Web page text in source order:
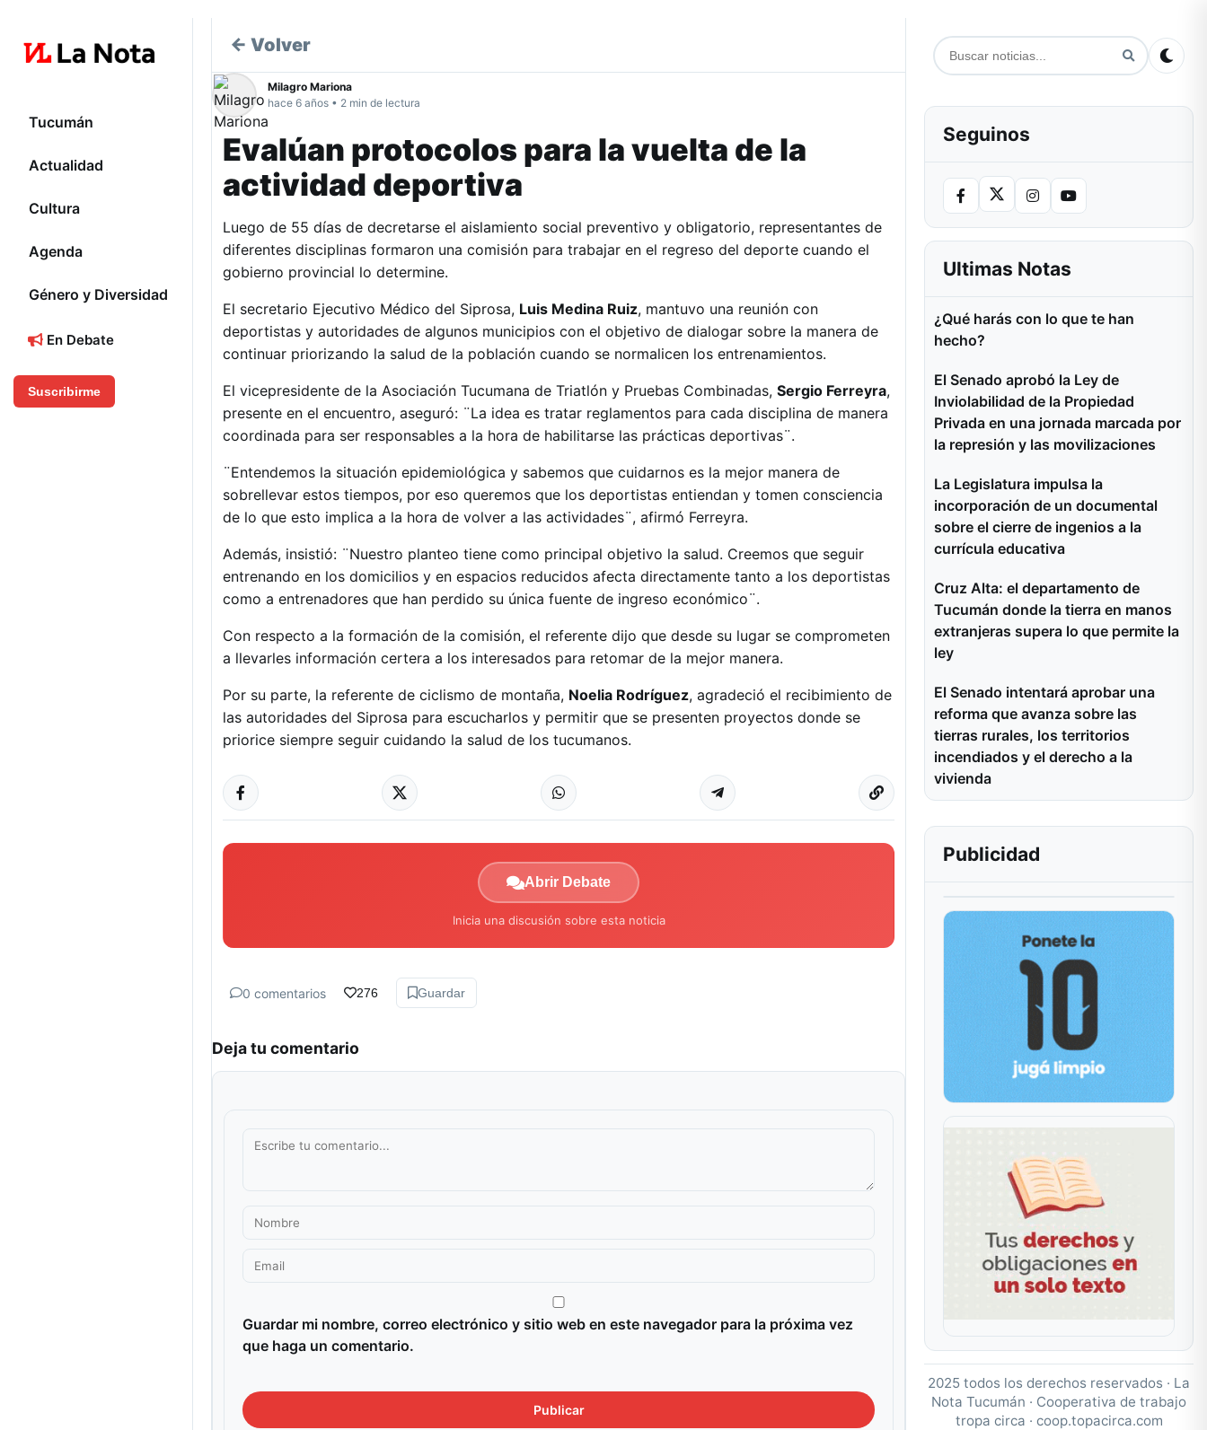
Tucumán
Actualidad
Cultura
Agenda
Género y Diversidad
En Debate
Suscribirme
← Volver
Milagro Mariona
hace 6 años • 2 min de lectura
Evalúan protocolos para la vuelta de la
actividad deportiva
Luego de 55 días de decretarse el aislamiento social preventivo y obligatorio, representantes de
diferentes disciplinas formaron una comisión para trabajar en el regreso del deporte cuando el
gobierno provincial lo determine.
El secretario Ejecutivo Médico del Siprosa, Luis Medina Ruiz, mantuvo una reunión con
deportistas y autoridades de algunos municipios con el objetivo de dialogar sobre la manera de
continuar priorizando la salud de la población cuando se normalicen los entrenamientos.
El vicepresidente de la Asociación Tucumana de Triatlón y Pruebas Combinadas, Sergio Ferreyra,
presente en el encuentro, aseguró: ¨La idea es tratar reglamentos para cada disciplina de manera
coordinada para ser responsables a la hora de habilitarse las prácticas deportivas¨.
¨Entendemos la situación epidemiológica y sabemos que cuidarnos es la mejor manera de
sobrellevar estos tiempos, por eso queremos que los deportistas entiendan y tomen consciencia
de lo que esto implica a la hora de volver a las actividades¨, afirmó Ferreyra.
Además, insistió: ¨Nuestro planteo tiene como principal objetivo la salud. Creemos que seguir
entrenando en los domicilios y en espacios reducidos afecta directamente tanto a los deportistas
como a entrenadores que han perdido su única fuente de ingreso económico¨.
Con respecto a la formación de la comisión, el referente dijo que desde su lugar se comprometen
a llevarles información certera a los interesados para retomar de la mejor manera.
Por su parte, la referente de ciclismo de montaña, Noelia Rodríguez, agradeció el recibimiento de
las autoridades del Siprosa para escucharlos y permitir que se presenten proyectos donde se
priorice siempre seguir cuidando la salud de los tucumanos.
Abrir Debate
Inicia una discusión sobre esta noticia
0 comentarios 276 Guardar
Deja tu comentario
Guardar mi nombre, correo electrónico y sitio web en este navegador para la próxima vez
que haga un comentario.
Seguinos
Ultimas Notas
¿Qué harás con lo que te han
hecho?
El Senado aprobó la Ley de
Inviolabilidad de la Propiedad
Privada en una jornada marcada por
la represión y las movilizaciones
La Legislatura impulsa la
incorporación de un documental
sobre el cierre de ingenios a la
currícula educativa
Cruz Alta: el departamento de
Tucumán donde la tierra en manos
extranjeras supera lo que permite la
ley
El Senado intentará aprobar una
reforma que avanza sobre las
tierras rurales, los territorios
incendiados y el derecho a la
vivienda
Publicidad
2025 todos los derechos reservados · La
Nota Tucumán · Cooperativa de trabajo
tropa circa · coop.topacirca.com